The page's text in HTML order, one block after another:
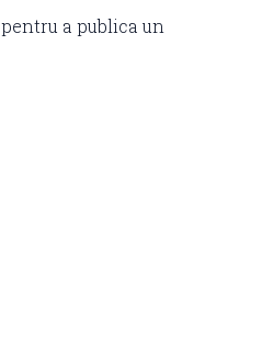
pentru a publica un